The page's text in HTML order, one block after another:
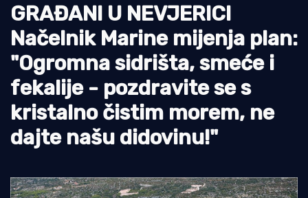
Ekologija
Tradicija i kultura
GRAĐANI U NEVJERICI
Načelnik Marine mijenja plan:
"Ogromna sidrišta, smeće i
fekalije - pozdravite se s
kristalno čistim morem, ne
dajte našu didovinu!"